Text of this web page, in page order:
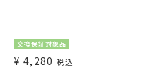
交換保証対象品
¥ 4,280 税込